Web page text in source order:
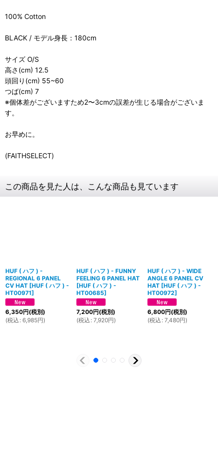
100% Cotton
BLACK / モデル身長：180cm
サイズ O/S
高さ(cm) 12.5
頭回り(cm) 55~60
つば(cm) 7
※個体差がございますため2〜3cmの誤差が生じる場合がございま
す。
お早めに。
(FAITHSELECT)
この商品を見た人は、こんな商品も見ています
HUF ( ハフ ) -
REGIONAL 6 PANEL
CV HAT [HUF ( ハフ ) -
HT00971]
6,350円(税別)
(税込 : 6,985円)
HUF ( ハフ ) - FUNNY
FEELING 6 PANEL HAT
[HUF ( ハフ ) -
HT00685]
7,200円(税別)
(税込 : 7,920円)
HUF ( ハフ ) - WIDE
ANGLE 6 PANEL CV
HAT [HUF ( ハフ ) -
HT00972]
6,800円(税別)
(税込 : 7,480円)